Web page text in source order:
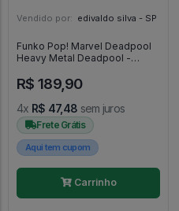
Vendido por: edivaldo silva - SP
Funko Pop! Marvel Deadpool
Heavy Metal Deadpool -
R$ 189,90
4x R$ 47,48 sem juros
Frete Grátis
Aqui tem cupom
Carrinho